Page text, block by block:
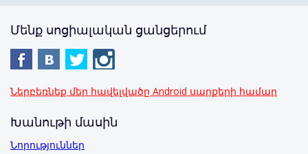
Մենք սոցիալական ցանցերում
Ներբեռնեք մեր հավելվածը Android սարքերի համար
Խանութի մասին
Նորություններ